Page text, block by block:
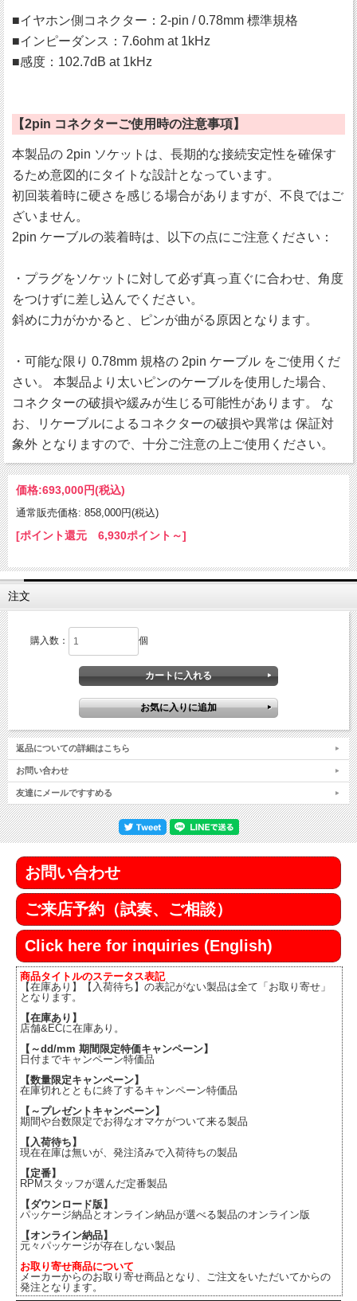
■イヤホン側コネクター：2-pin / 0.78mm 標準規格
■インピーダンス：7.6ohm at 1kHz
■感度：102.7dB at 1kHz
【2pin コネクターご使用時の注意事項】
本製品の 2pin ソケットは、長期的な接続安定性を確保す
るため意図的にタイトな設計となっています。
初回装着時に硬さを感じる場合がありますが、不良ではご
ざいません。
2pin ケーブルの装着時は、以下の点にご注意ください：
・プラグをソケットに対して必ず真っ直ぐに合わせ、角度
をつけずに差し込んでください。
斜めに力がかかると、ピンが曲がる原因となります。
・可能な限り 0.78mm 規格の 2pin ケーブル をご使用くだ
さい。 本製品より太いピンのケーブルを使用した場合、
コネクターの破損や緩みが生じる可能性があります。 な
お、リケーブルによるコネクターの破損や異常は 保証対
象外 となりますので、十分ご注意の上ご使用ください。
価格:693,000円(税込)
通常販売価格: 858,000円(税込)
[ポイント還元 6,930ポイント～]
注文
購入数： 個
返品についての詳細はこちら
お問い合わせ
友達にメールですすめる
お問い合わせ
ご来店予約（試奏、ご相談）
Click here for inquiries (English)
商品タイトルのステータス表記
【在庫あり】【入荷待ち】の表記がない製品は全て「お取り寄せ」
となります。
【在庫あり】
店舗&ECに在庫あり。
【～dd/mm 期間限定特価キャンペーン】
日付までキャンペーン特価品
【数量限定キャンペーン】
在庫切れとともに終了するキャンペーン特価品
【～プレゼントキャンペーン】
期間や台数限定でお得なオマケがついて来る製品
【入荷待ち】
現在在庫は無いが、発注済みで入荷待ちの製品
【定番】
RPMスタッフが選んだ定番製品
【ダウンロード版】
パッケージ納品とオンライン納品が選べる製品のオンライン版
【オンライン納品】
元々パッケージが存在しない製品
お取り寄せ商品について
メーカーからのお取り寄せ商品となり、ご注文をいただいてからの
発注となります。